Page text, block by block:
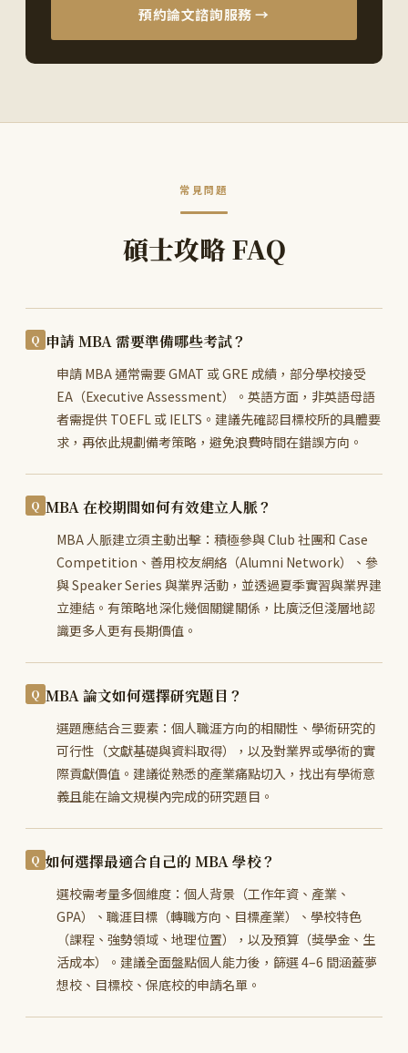
預約論文諮詢服務 →
常見問題
碩士攻略 FAQ
申請 MBA 需要準備哪些考試？
申請 MBA 通常需要 GMAT 或 GRE 成績，部分學校接受
EA（Executive Assessment）。英語方面，非英語母語
者需提供 TOEFL 或 IELTS。建議先確認目標校所的具體要
求，再依此規劃備考策略，避免浪費時間在錯誤方向。
MBA 在校期間如何有效建立人脈？
MBA 人脈建立須主動出擊：積極參與 Club 社團和 Case
Competition、善用校友網絡（Alumni Network）、參
與 Speaker Series 與業界活動，並透過夏季實習與業界建
立連結。有策略地深化幾個關鍵關係，比廣泛但淺層地認
識更多人更有長期價值。
MBA 論文如何選擇研究題目？
選題應結合三要素：個人職涯方向的相關性、學術研究的
可行性（文獻基礎與資料取得），以及對業界或學術的實
際貢獻價值。建議從熟悉的產業痛點切入，找出有學術意
義且能在論文規模內完成的研究題目。
如何選擇最適合自己的 MBA 學校？
選校需考量多個維度：個人背景（工作年資、產業、
GPA）、職涯目標（轉職方向、目標產業）、學校特色
（課程、強勢領域、地理位置），以及預算（獎學金、生
活成本）。建議全面盤點個人能力後，篩選 4–6 間涵蓋夢
想校、目標校、保底校的申請名單。